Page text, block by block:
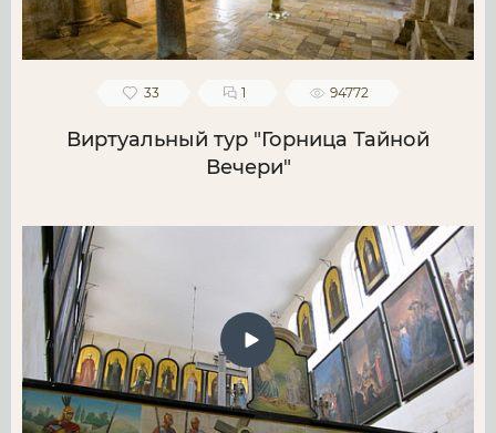
33 1 94772
Виртуальный тур "Горница Тайной
Вечери"